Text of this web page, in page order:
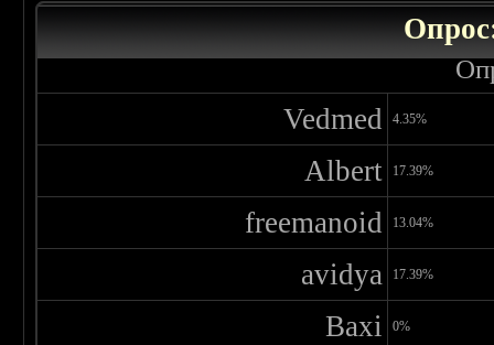
Vedmed 4.35%
Albert 17.39%
freemanoid 13.04%
avidya 17.39%
Baxi 0%